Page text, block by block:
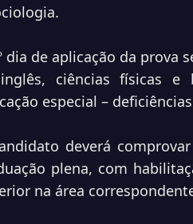
dia de aplicação da prova
ciências físicas e
especial –
deverá
plena, com
na área